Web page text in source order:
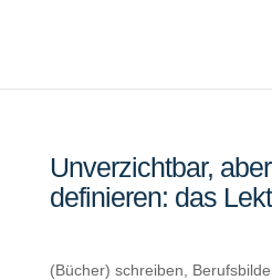
Unverzichtbar,
definieren: das
(Bücher) schreiben